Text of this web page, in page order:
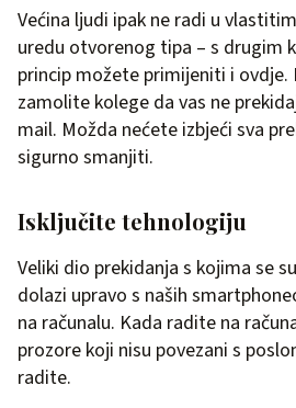
Većina ljudi ipak ne radi u
uredu otvorenog tipa – s drugim
princip možete primijeniti i ovdje.
zamolite kolege da vas ne
mail. Možda nećete izbjeći sva
sigurno smanjiti.
Isključite tehnologiju
Veliki dio prekidanja s kojima se
dolazi upravo s naših
na računalu. Kada radite na
prozore koji nisu povezani s
radite.